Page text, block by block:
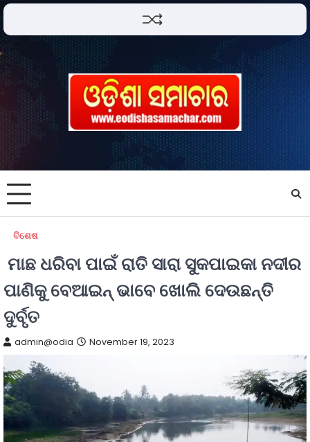
ବିଶେଷ
ମାଛ ଧରିବା ପାଇଁ ରାତି ସାରା ସୁକପାଇକା ନଦୀର
ପାଣିକୁ ବେଆଇନ୍ ଭାବେ ଖୋଲି ଦେଉଛନ୍ତି
ଦୁର୍ବୃତ
admin@odia November 19, 2023